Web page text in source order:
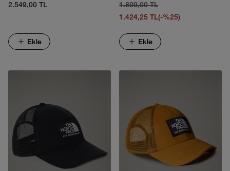
2.549,00 TL
Ekle
1.899,00 TL
1.424,25 TL(-%25)
Ekle